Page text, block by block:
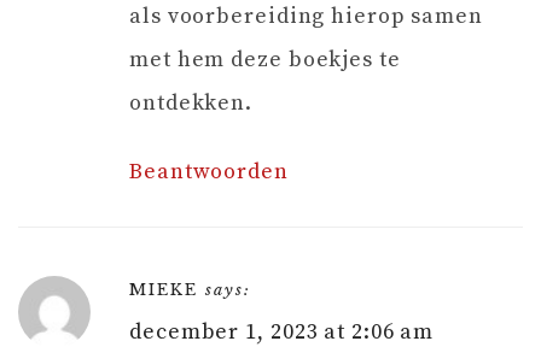
als voorbereiding hierop samen
met hem deze boekjes te
ontdekken.
Beantwoorden
MIEKE says:
december 1, 2023 at 2:06 am